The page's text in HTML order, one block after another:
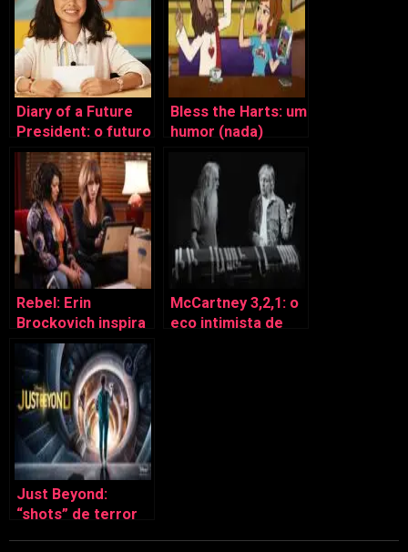
Diary of a Future
President: o futuro
pela ingenuidade
do passado
Bless the Harts: um
humor (nada)
Rebel: Erin
Brockovich inspira
drama moderno
McCartney 3,2,1: o
eco intimista de
Just Beyond:
“shots” de terror